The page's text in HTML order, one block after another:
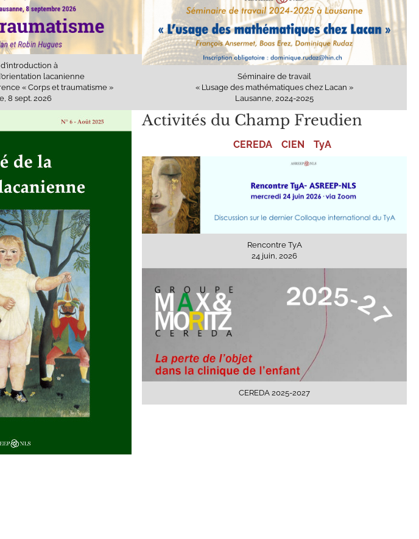
à
lacanienne
« Corps et traumatisme »
8 sept. 2026
Séminaire de travail
« L’usage des mathématiques chez Lacan »
Lausanne, 2024-2025
Activités du Champ Freudien
CEREDA CIEN TyA
Rencontre TyA
24 juin, 2026
CEREDA 2025-2027